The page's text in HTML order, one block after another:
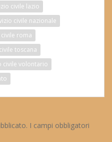
civile lazio
civile nazionale
roma
toscana
civile volontario
I campi obbligatori